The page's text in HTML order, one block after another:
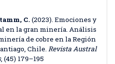
C. (2023). Emociones y
en la gran minería. Análisis
de cobre en la Región
Chile. Revista Austral
, (45) 179–195